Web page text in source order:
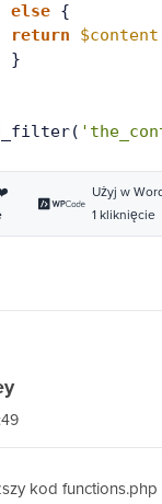
else {
return
$content
}
Użyj w
1 kliknięcie
kod functions.php